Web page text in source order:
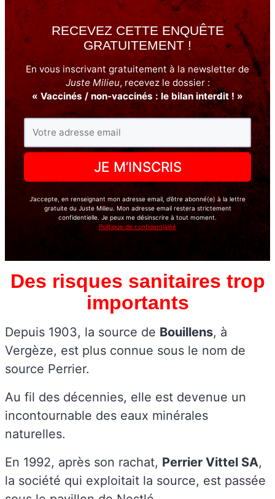
RECEVEZ CETTE ENQUÊTE
GRATUITEMENT !
En vous inscrivant gratuitement à la newsletter de
Juste Milieu, recevez le dossier :
« Vaccinés / non-vaccinés : le bilan interdit ! »
J’accepte, en renseignant mon adresse email, d’être abonné(e) à la lettre
gratuite du Juste Milieu. Mon adresse email restera strictement
confidentielle. Je peux me désinscrire à tout moment.
Politique de confidentialité
Des risques sanitaires trop
importants
Depuis 1903, la source de Bouillens, à
Vergèze, est plus connue sous le nom de
source Perrier.
Au fil des décennies, elle est devenue un
incontournable des eaux minérales
naturelles.
En 1992, après son rachat, Perrier Vittel SA,
la société qui exploitait la source, est passée